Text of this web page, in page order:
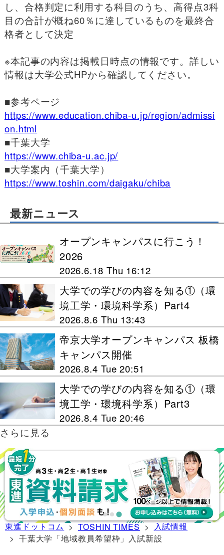
し、合格判定に利用する科目のうち、高得点3科
目の合計が概ね60％に達しているものを最終合
格者として決定
※本記事の内容は掲載日時点の情報です。詳しい
情報は大学公式HPから確認してください。
■参考ページ
https://www.education.chiba-u.jp/region/admissi
on.html
■千葉大学
https://www.chiba-u.ac.jp/
■大学案内（千葉大学）
https://www.toshin.com/daigaku/chiba
最新ニュース
オープンキャンパスに行こう！
2026
2026.6.18 Thu 16:12
大学での学びの内容を知る①（環
境工学・環境科学系）Part4
2026.8.6 Thu 13:43
帝京大学オープンキャンパス 板橋
キャンパス開催
2026.8.4 Tue 20:51
大学での学びの内容を知る①（環
境工学・環境科学系）Part3
2026.8.4 Tue 20:46
さらに見る
東進ドットコム>TOSHIN TIMES> 入試情報
> 千葉大学「地域教員希望枠」入試新設